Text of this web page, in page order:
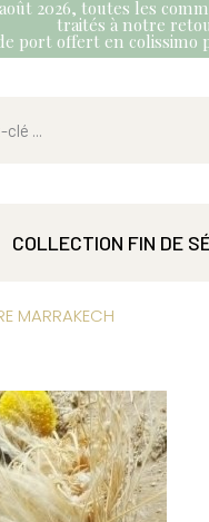
2026, toutes les
traités à notre
port offert en
COLLECTION FIN DE
MARRAKECH